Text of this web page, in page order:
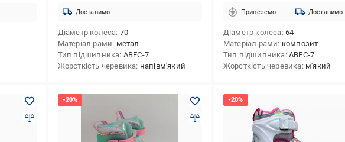
Доставимо
Діаметр колеса 70
Матеріал рами метал
Тип підшипника ABEC-7
Жорсткість черевика напівм'який
Привеземо Доставимо
Діаметр колеса 64
Матеріал рами композит
Тип підшипника ABEC-7
Жорсткість черевика м'який